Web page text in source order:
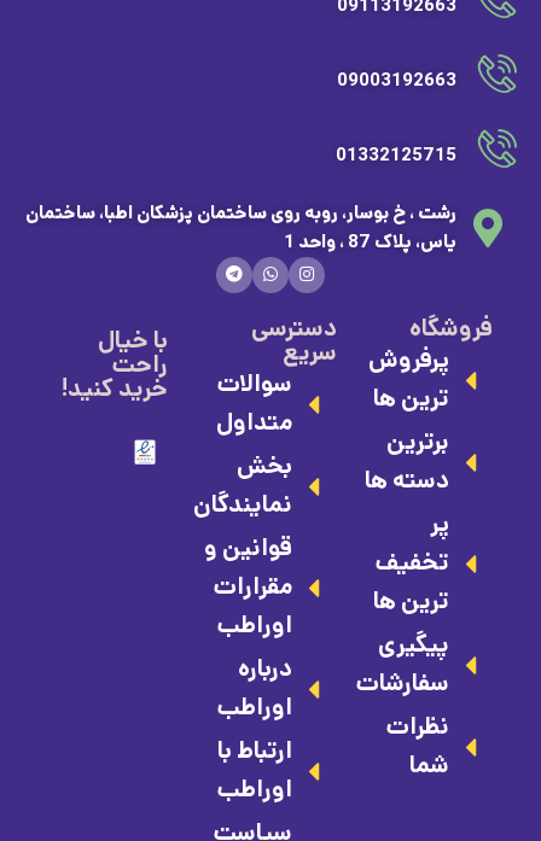
09003192663
01332125715
رشت ، خ بوسار، روبه روی ساختمان پزشکان اطبا، ساختمان
یاس، پلاک 87 ، واحد 1
فروشگاه
پرفروش
ترین ها
برترین
دسته ها
پر
تخفیف
ترین ها
پیگیری
سفارشات
نظرات
شما
دسترسی
سریع
سوالات
متداول
بخش
نمایندگان
قوانین و
مقرارات
اوراطب
درباره
اوراطب
ارتباط با
اوراطب
سیاست
با خیال
راحت
خرید کنید!